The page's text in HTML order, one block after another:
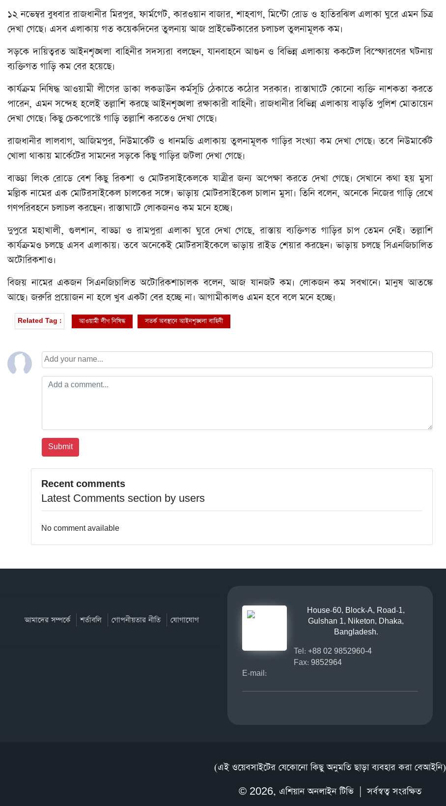
১২ নভেম্বর বুধবার রাজধানীর মিরপুর, ফার্মগেট, কারওয়ান বাজার, শাহবাগ, মিন্টো রোড ও হাতিরঝিল এলাকা ঘুরে এমন চিত্র
দেখা গেছে। এসব এলাকায় গত কয়েকদিনের তুলনায় আজ প্রাইভেটকারের চলাচল তুলনামূলক কম।
সড়কে দায়িত্বরত আইনশৃঙ্খলা বাহিনীর সদস্যরা বলছেন, যানবাহনে আগুন ও বিভিন্ন এলাকায় ককটেল বিস্ফোরণের ঘটনায়
ব্যক্তিগত গাড়ি কম বের হয়েছে।
কার্যক্রম নিষিদ্ধ আওয়ামী লীগের ডাকা লকডাউন কর্মসূচি ঠেকাতে কঠোর সরকার। রাস্তাঘাটে কোনো ব্যক্তি নাশকতা করতে
পারেন, এমন সন্দেহ হলেই তল্লাশি করছে আইনশৃঙ্খলা রক্ষাকারী বাহিনী। রাজধানীর বিভিন্ন এলাকায় বাড়তি পুলিশ মোতায়েন
দেখা গেছে। কিছু চেকপোস্টে গাড়ি তল্লাশি করতেও দেখা গেছে।
রাজধানীর লালবাগ, আজিমপুর, নিউমার্কেট ও ধানমন্ডি এলাকায় তুলনামূলক গাড়ির সংখ্যা কম দেখা গেছে। তবে নিউমার্কেট
খোলা থাকায় মার্কেটের সামনের সড়কে কিছু গাড়ির জটলা দেখা গেছে।
বাড্ডা লিংক রোডে বেশ কিছু রিকশা ও মোটরসাইকেলকে যাত্রীর জন্য অপেক্ষা করতে দেখা গেছে। সেখানে কথা হয় মুসা
মল্লিক নামের এক মোটরসাইকেল চালকের সঙ্গে। ভাড়ায় মোটরসাইকেল চালান মুসা। তিনি বলেন, অনেকে নিজের গাড়ি রেখে
গণপরিবহনে চলাচল করছেন। রাস্তাঘাটে লোকজনও কম মনে হচ্ছে।
দুপুরে মহাখালী, গুলশান, বাড্ডা ও রামপুরা এলাকা ঘুরে দেখা গেছে, রাস্তায় ব্যক্তিগত গাড়ির চাপ তেমন নেই। তল্লাশি
কার্যক্রমও চলছে এসব এলাকায়। তবে অনেকেই মোটরসাইকেলে ভাড়ায় রাইড শেয়ার করছেন। ভাড়ায় চলছে সিএনজিচালিত
অটোরিকশাও।
বিজয় নামের একজন সিএনজিচালিত অটোরিকশাচালক বলেন, আজ যানজট কম। লোকজন কম সবখানে। মানুষ আতঙ্কে
আছে। জরুরি প্রয়োজন না হলে খুব একটা বের হচ্ছে না। আগামীকালও এমন হবে বলে মনে হচ্ছে।
Related Tag : আওয়ামী লীগ নিষিদ্ধ সতর্ক অবস্থানে আইনশৃঙ্খলা বাহিনী
Recent comments
Latest Comments section by users
No comment available
আমাদের সম্পর্কে শর্তাবলি গোপনীয়তার নীতি যোগাযোগ
House-60, Block-A, Road-1,
Gulshan 1, Niketon, Dhaka,
Bangladesh.
Tel: +88 02 9852960-4
Fax: 9852964
E-mail:
(এই ওয়েবসাইটের যেকোনো কিছু অনুমতি ছাড়া ব্যবহার করা বেআইনি)
© 2026, এশিয়ান অনলাইন টিভি| সর্বস্বত্ব সংরক্ষিত